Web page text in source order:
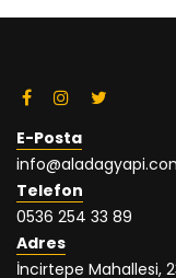
E-Posta
Telefon
0536 254 33 89
Adres
İncirtepe Mahallesi,